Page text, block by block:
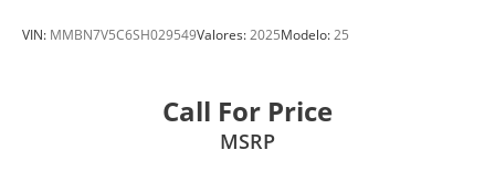
VIN: MMBN7V5C6SH029549Valores:2025Modelo:25
Call For Price
MSRP